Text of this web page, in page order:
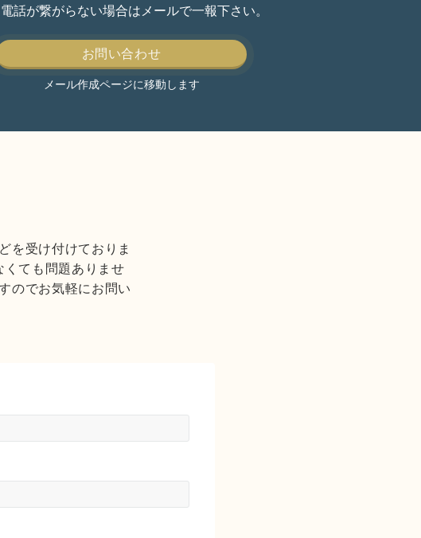
話が繋がらない場合はメールで一報下さい。
お問い合わせ
メール作成ページに移動します
を受け付けておりま
ても問題ありませ
のでお気軽にお問い